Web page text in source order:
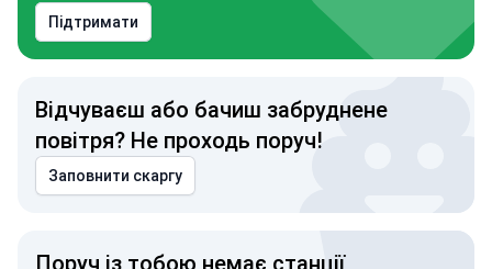
Підтримати
Відчуваєш або бачиш забруднене
повітря? Не проходь поруч!
Заповнити скаргу
Поруч із тобою немає станції